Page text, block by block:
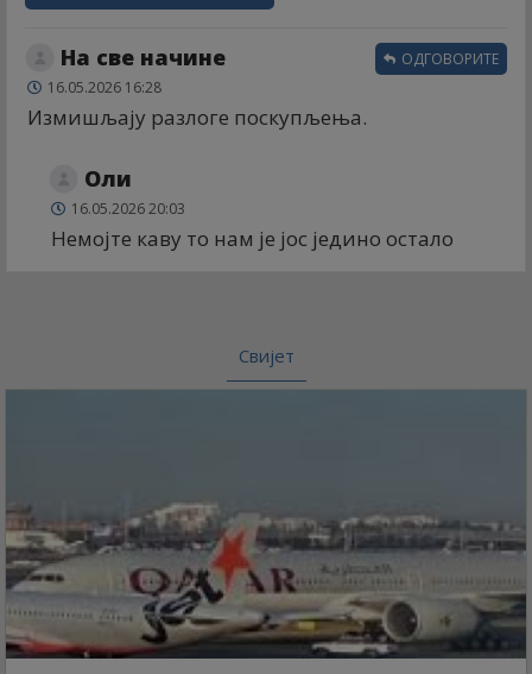
На све начине
16.05.2026 16:28
Измишљају разлоге поскупљења.
ОДГОВОРИТЕ
Оли
16.05.2026 20:03
Немојте каву то нам је јос једино остало
Свијет